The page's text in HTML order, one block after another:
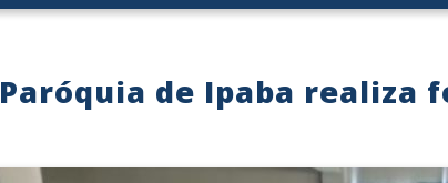
Paróquia de Ipaba realiza